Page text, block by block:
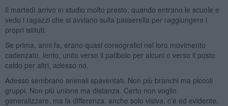
Il martedì arrivo in studio molto presto, quando entrano le scuole e
vedo i ragazzi che si avviano sulla passerella per raggiungere i
propri istituti.
Se prima, anni fa, erano quasi coreografici nel loro movimento
cadenzato, lento, unito verso il patibolo per alcuni o verso il posto
caldo per altri, adesso no.
Adesso sembrano animali spaventati. Non più branchi ma piccoli
gruppi. Non più unione ma distanza. Certo non voglio
generalizzare, ma la differenza, anche solo visiva, c’è ed evidente.